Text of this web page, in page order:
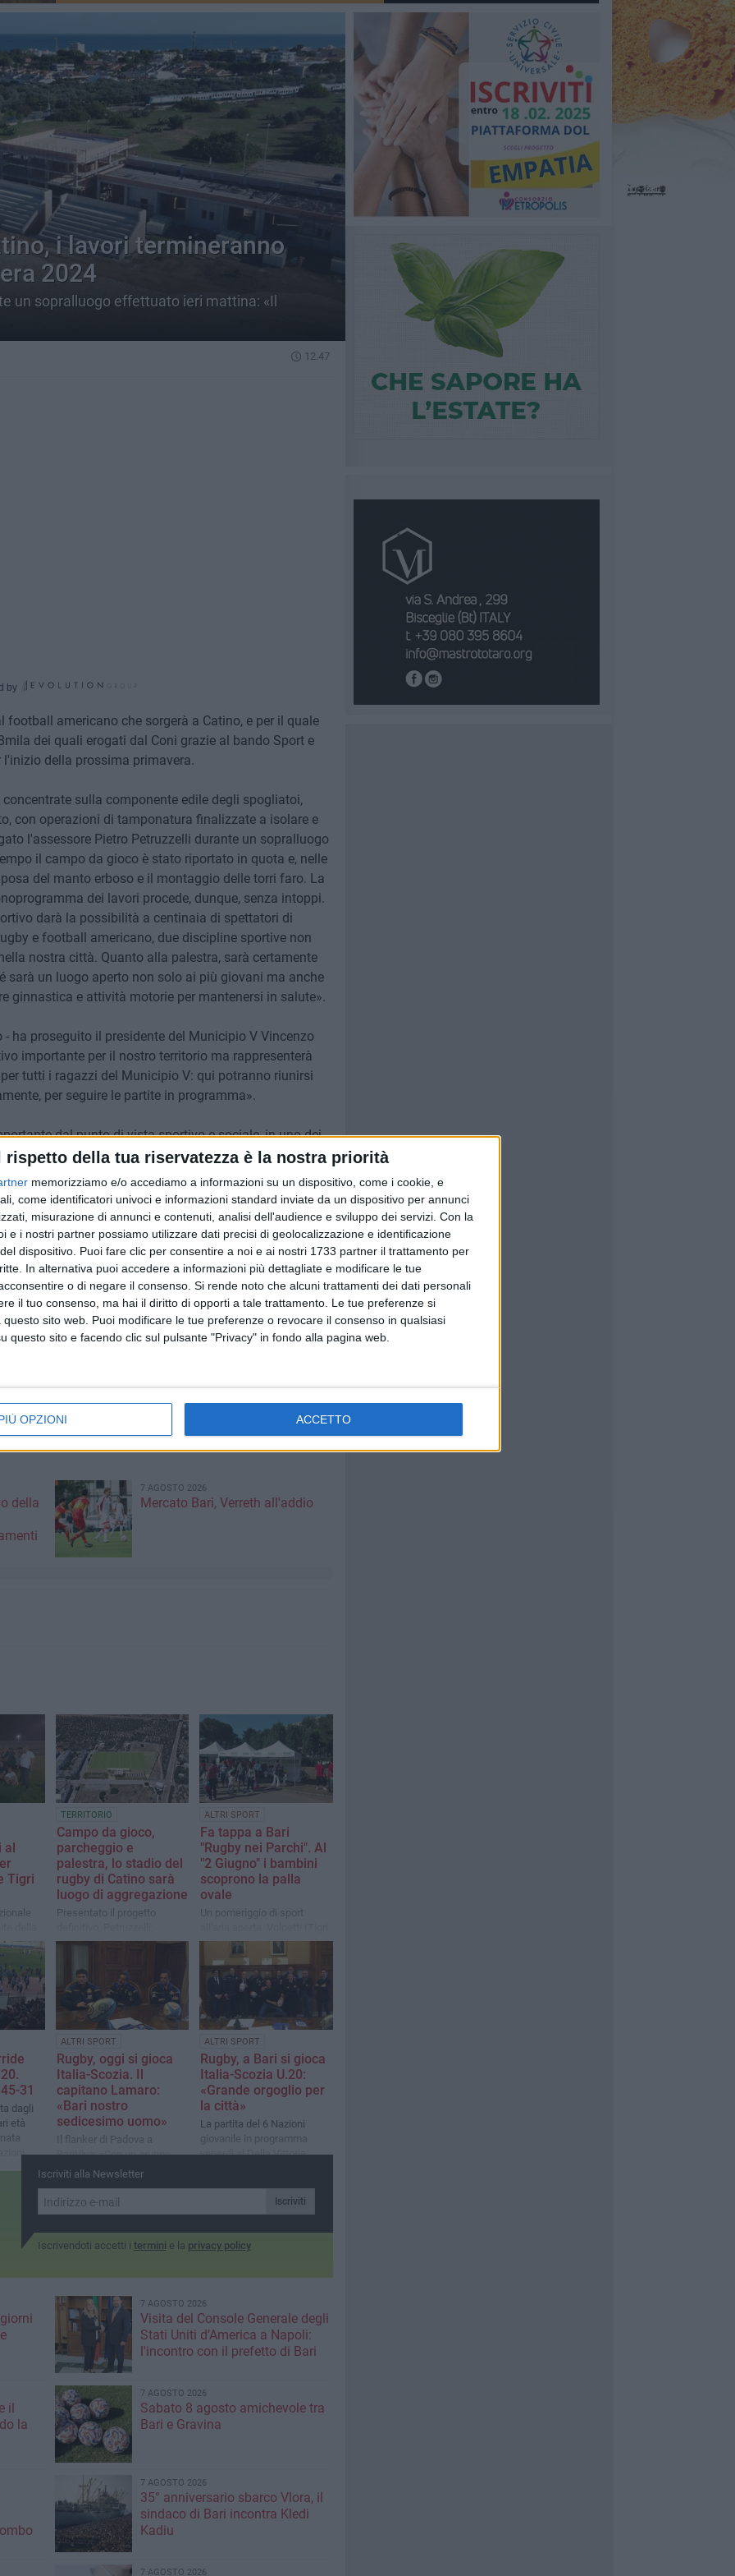
rispetto della tua riservatezza è la nostra priorità
memorizziamo e/o accediamo a informazioni su un dispositivo, come i cookie, e
come identificatori univoci e informazioni standard inviate da un dispositivo per annunci
misurazione di annunci e contenuti, analisi dell'audience e sviluppo dei servizi. Con la
e i nostri partner possiamo utilizzare dati precisi di geolocalizzazione e identificazione
dispositivo. Puoi fare clic per consentire a noi e ai nostri 1733 partner il trattamento per
In alternativa puoi accedere a informazioni più dettagliate e modificare le tue
o di negare il consenso. Si rende noto che alcuni trattamenti dei dati personali
il tuo consenso, ma hai il diritto di opporti a tale trattamento. Le tue preferenze si
sito web. Puoi modificare le tue preferenze o revocare il consenso in qualsiasi
questo sito e facendo clic sul pulsante "Privacy" in fondo alla pagina web.
OPZIONI ACCETTO
i lavori termineranno
2024
un sopralluogo effettuato ieri mattina: «Il
12.47
by
americano che sorgerà a Catino, e per il quale
dei quali erogati dal Coni grazie al bando Sport e
l'inizio della prossima primavera.
sulla componente edile degli spogliatoi,
con operazioni di tamponatura finalizzate a isolare e
l'assessore Pietro Petruzzelli durante un sopralluogo
il campo da gioco è stato riportato in quota e, nelle
del manto erboso e il montaggio delle torri faro. La
dei lavori procede, dunque, senza intoppi.
darà la possibilità a centinaia di spettatori di
e football americano, due discipline sportive non
nostra città. Quanto alla palestra, sarà certamente
sarà un luogo aperto non solo ai più giovani ma anche
ginnastica e attività motorie per mantenersi in salute».
ha proseguito il presidente del Municipio V Vincenzo
importante per il nostro territorio ma rappresenterà
tutti i ragazzi del Municipio V: qui potranno riunirsi
per seguire le partite in programma».
dal punto di vista sportivo e sociale, in uno dei
sicuramente un valore aggiunto per questo
consiliare Giuseppe Cascella -. L'offerta
moderna palestra, vero e proprio polo attrattivo per i
ha inteso investire, come sulle altre
gli spazi pubblici e accorciare così le distanze con il
e il football americano prevede, oltre al campo da
posti, tribune coperte da una struttura che diventa
una palestra per il potenziamento muscolare degli
standard indicati dalle due federazioni sportive.
rituale conviviale delle due discipline sportive
pur essendo connotate da una grande
della
7 AGOSTO 2026
Mercato Bari, Verreth all'addio
Tigri
TERRITORIO
Campo da gioco,
parcheggio e
palestra, lo stadio del
rugby di Catino sarà
luogo di aggregazione
Presentato il progetto
«Spazio idoneo e qualificato
che vantano grande seguito
nella nostra città»
ALTRI SPORT
Fa tappa a Bari
"Rugby nei Parchi". Al
"2 Giugno" i bambini
scoprono la palla
ovale
Un pomeriggio di sport
Bari): «Il rugby insegna a
giocare con l'avversario»
31
dagli
età
ALTRI SPORT
Rugby, oggi si gioca
Italia-Scozia. Il
capitano Lamaro:
«Bari nostro
sedicesimo uomo»
Il flanker di Padova a
BariViva: «Con un gruppo
unito e grande difesa
ALTRI SPORT
Rugby, a Bari si gioca
Italia-Scozia U.20:
«Grande orgoglio per
la città»
La partita del 6 Nazioni
giovanile in programma
venerdì al Della Vittoria:
Iscriviti alla Newsletter
Iscriviti
Iscrivendoti accetti i termini e la privacy policy
7 AGOSTO 2026
Visita del Console Generale degli
Stati Uniti d’America a Napoli:
l'incontro con il prefetto di Bari
il
la
7 AGOSTO 2026
Sabato 8 agosto amichevole tra
Bari e Gravina
7 AGOSTO 2026
35° anniversario sbarco Vlora, il
sindaco di Bari incontra Kledi
Kadiu
7 AGOSTO 2026